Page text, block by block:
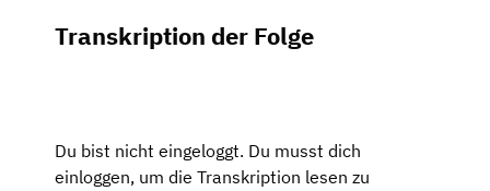
Transkription der Folge
Du bist nicht eingeloggt. Du musst dich
einloggen, um die Transkription lesen zu